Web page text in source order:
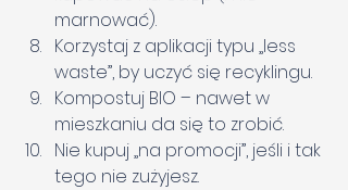
marnować).
Korzystaj z aplikacji typu „less
waste”, by uczyć się recyklingu.
Kompostuj BIO – nawet w
mieszkaniu da się to zrobić.
Nie kupuj „na promocji”, jeśli i tak
tego nie zużyjesz.